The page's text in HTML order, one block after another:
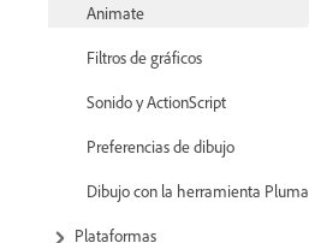
Animate
Filtros de gráficos
Sonido y ActionScript
Preferencias de dibujo
Dibujo con la herramienta Pluma
Plataformas